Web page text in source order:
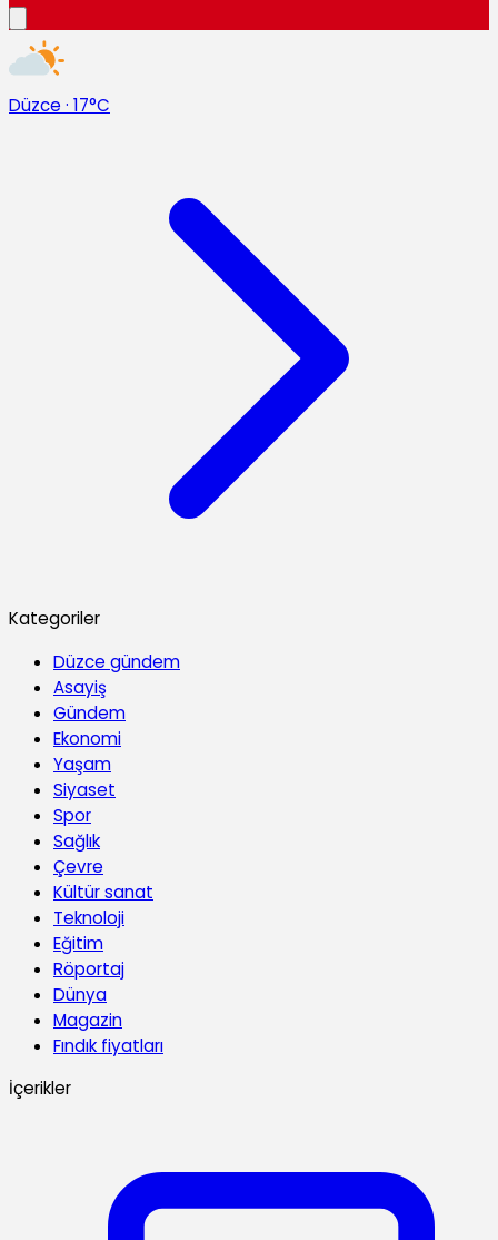
Düzce · 17°C
Kategoriler
Düzce gündem
Asayiş
Gündem
Ekonomi
Yaşam
Siyaset
Spor
Sağlık
Çevre
Kültür sanat
Teknoloji
Eğitim
Röportaj
Dünya
Magazin
Fındık fiyatları
İçerikler